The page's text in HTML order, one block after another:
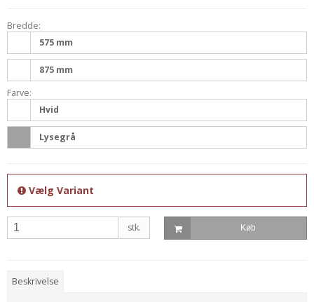
Bredde:
575 mm
875 mm
Farve:
Hvid
Lysegrå
Vælg Variant
stk. Køb
Beskrivelse